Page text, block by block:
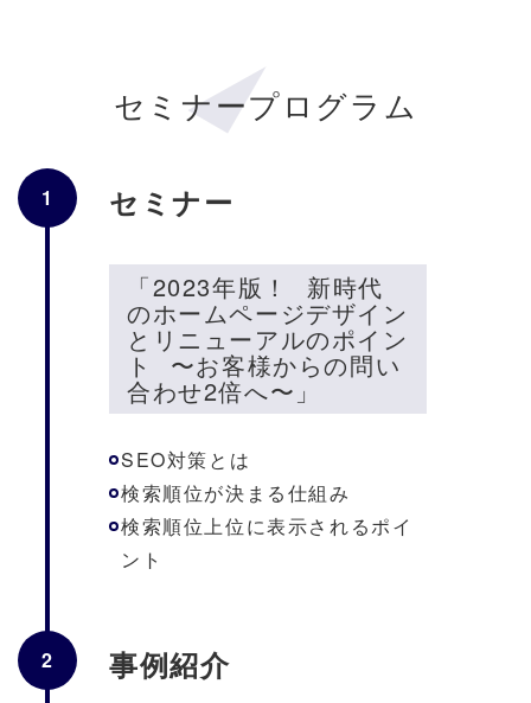
セミナープログラム
1 セミナー
「2023年版！ 新時代
のホームページデザイン
とリニューアルのポイン
ト 〜お客様からの問い
合わせ2倍へ〜」
SEO対策とは
検索順位が決まる仕組み
検索順位上位に表示されるポイ
ント
2 事例紹介